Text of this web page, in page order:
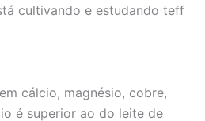
cultivando e estudando teff
cálcio, magnésio, cobre,
é superior ao do leite de